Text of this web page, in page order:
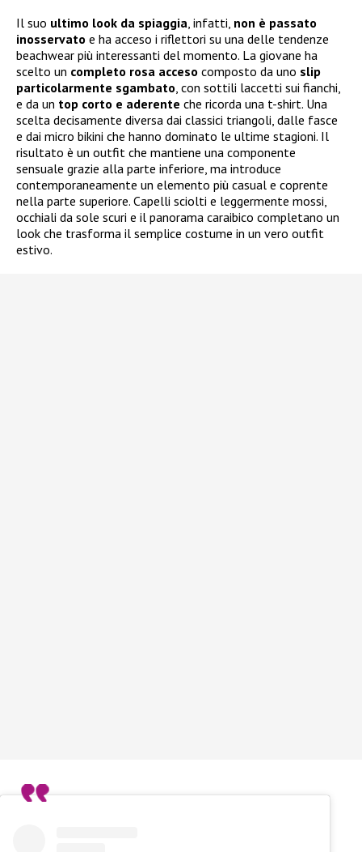
Il suo ultimo look da spiaggia, infatti, non è passato
inosservato e ha acceso i riflettori su una delle tendenze
beachwear più interessanti del momento. La giovane ha
scelto un completo rosa acceso composto da uno slip
particolarmente sgambato, con sottili laccetti sui fianchi,
e da un top corto e aderente che ricorda una t-shirt. Una
scelta decisamente diversa dai classici triangoli, dalle fasce
e dai micro bikini che hanno dominato le ultime stagioni. Il
risultato è un outfit che mantiene una componente
sensuale grazie alla parte inferiore, ma introduce
contemporaneamente un elemento più casual e coprente
nella parte superiore. Capelli sciolti e leggermente mossi,
occhiali da sole scuri e il panorama caraibico completano un
look che trasforma il semplice costume in un vero outfit
estivo.